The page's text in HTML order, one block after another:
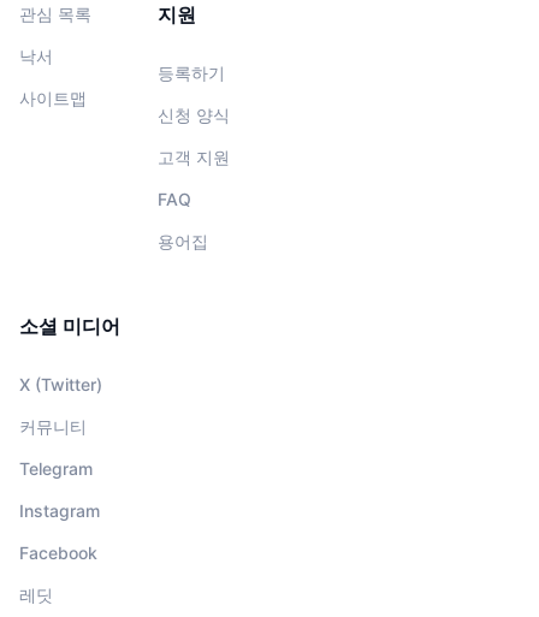
관심 목록
낙서
사이트맵
지원
등록하기
신청 양식
고객 지원
FAQ
용어집
소셜 미디어
X (Twitter)
커뮤니티
Telegram
Instagram
Facebook
레딧